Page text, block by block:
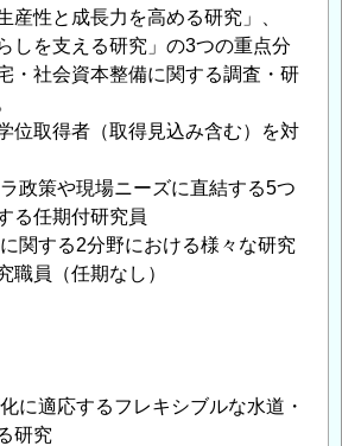
産性と成長力を高める研究」、
しを支える研究」の3つの重点分
・社会資本整備に関する調査・研
位取得者（取得見込み含む）を対
政策や現場ニーズに直結する5つ
る任期付研究員
関する2分野における様々な研究
職員（任期なし）
に適応するフレキシブルな水道・
研究